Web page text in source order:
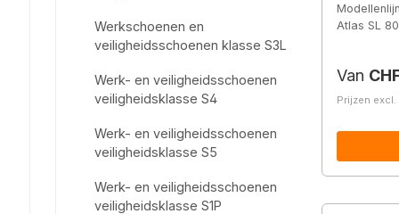
Werkschoenen en
veiligheidsschoenen klasse S3L
Werk- en veiligheidsschoenen
veiligheidsklasse S4
Werk- en veiligheidsschoenen
veiligheidsklasse S5
Werk- en veiligheidsschoenen
veiligheidsklasse S1P
Modellenlijn
Atlas SL
Van
Prijzen